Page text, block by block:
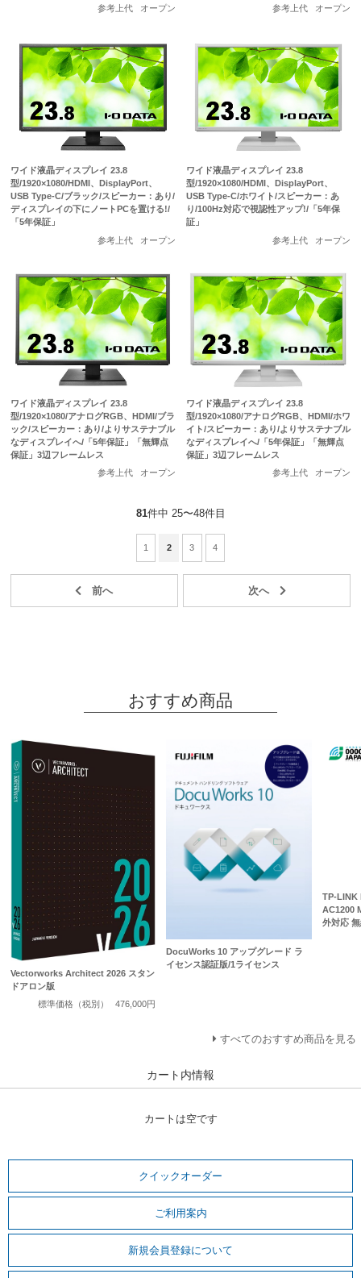
参考上代 オープン 参考上代 オープン
ワイド液晶ディスプレイ 23.8
型/1920×1080/HDMI、DisplayPort、
USB Type-C/ブラック/スピーカー：あり/
ディスプレイの下にノートPCを置ける!/
「5年保証」
参考上代
オープン
ワイド液晶ディスプレイ 23.8
型/1920×1080/HDMI、DisplayPort、
USB Type-C/ホワイト/スピーカー：あ
り/100Hz対応で視認性アップ!/「5年保
証」
参考上代
オープン
ワイド液晶ディスプレイ 23.8
型/1920×1080/アナログRGB、HDMI/ブラ
ック/スピーカー：あり/よりサステナブル
なディスプレイへ/「5年保証」「無輝点
保証」3辺フレームレス
参考上代
オープン
ワイド液晶ディスプレイ 23.8
型/1920×1080/アナログRGB、HDMI/ホワ
イト/スピーカー：あり/よりサステナブル
なディスプレイへ/「5年保証」「無輝点
保証」3辺フレームレス
参考上代
オープン
81件中 25〜48件目
1 2 3 4
おすすめ商品
Vectorworks Architect 2026 スタン
ドアロン版
標準価格（税別）
476,000円
DocuWorks 10 アップグレード ラ
イセンス認証版/1ライセンス
TP-LINK
AC1200
外対応
すべてのおすすめ商品を見る
カート内情報
カートは空です
クイックオーダー
ご利用案内
新規会員登録について